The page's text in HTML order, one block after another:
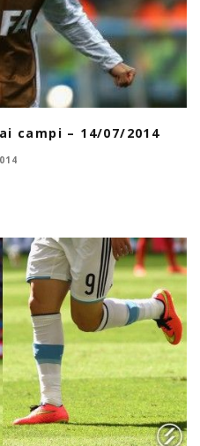
campi – 14/07/2014